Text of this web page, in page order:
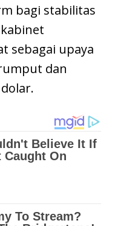
bagi stabilitas
sebagai upaya
dan